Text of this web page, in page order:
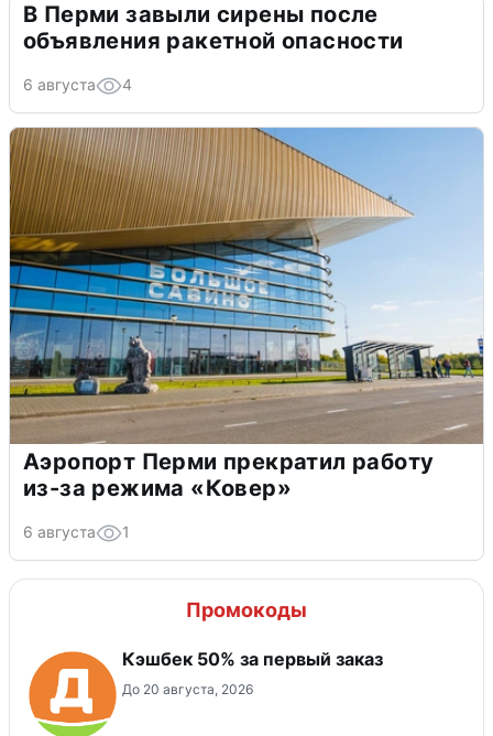
В Перми завыли сирены после
объявления ракетной опасности
6 августа 4
Аэропорт Перми прекратил работу
из-за режима «Ковер»
6 августа 1
Промокоды
Кэшбек 50% за первый заказ
До 20 августа, 2026